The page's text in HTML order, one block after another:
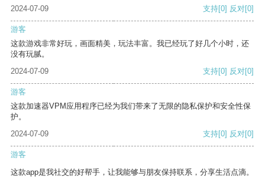
2024-07-09 支持[0] 反对[0]
游客
这款游戏非常好玩，画面精美，玩法丰富。我已经玩了好几个小时，还
没有玩腻。
2024-07-09
支持[0] 反对[0]
游客
这款加速器VPM应用程序已经为我们带来了无限的隐私保护和安全性保
护。
2024-07-09
支持[0] 反对[0]
游客
这款app是我社交的好帮手，让我能够与朋友保持联系，分享生活点滴。